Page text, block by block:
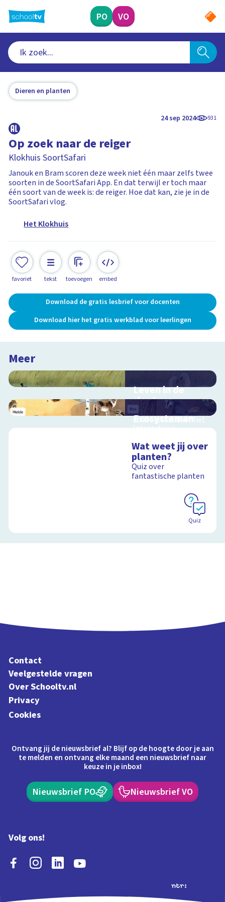
naar
hoofdinhoud
PO VO
Dieren en planten
24 sep 2024 931
Op zoek naar de reiger
Klokhuis SoortSafari
Janouk en Bram scoren deze week niet één maar zelfs twee
soorten in de SoortSafari App. En dat terwijl er toch maar
één soort van de week is: de reiger. Hoe dat kan, zie je in de
SoortSafari vlog.
Het Klokhuis
favoriet tekst toevoegen embed
Download de gratis lesbrief voor docenten
Download hier het gratis werkblad voor leerlingen
Meer
Leven in de
sloot
Interactieve
schoolplaat over het
slootleven
Ecosystemen
Interactieve
Veluwe
Wat weet jij over
planten?
Quiz over
fantastische planten
Quiz
Contact
Veelgestelde vragen
Over Schooltv.nl
Privacy
Cookies
Ontvang jij de nieuwsbrief al? Blijf op de hoogte door je aan
te melden en ontvang elke maand een nieuwsbrief naar
keuze in je inbox!
Nieuwsbrief PO Nieuwsbrief VO
Volg ons!